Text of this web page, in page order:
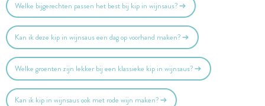
Welke bijgerechten passen het best bij kip in wijnsaus?
Kan ik deze kip in wijnsaus een dag op voorhand maken?
Welke groenten zijn lekker bij een klassieke kip in wijnsaus?
Kan ik kip in wijnsaus ook met rode wijn maken?